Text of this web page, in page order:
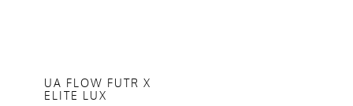
UA FLOW FUTR X
ELITE LUX
opzioni
possono